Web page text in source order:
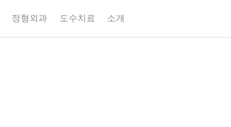
정형외과 도수치료 소개